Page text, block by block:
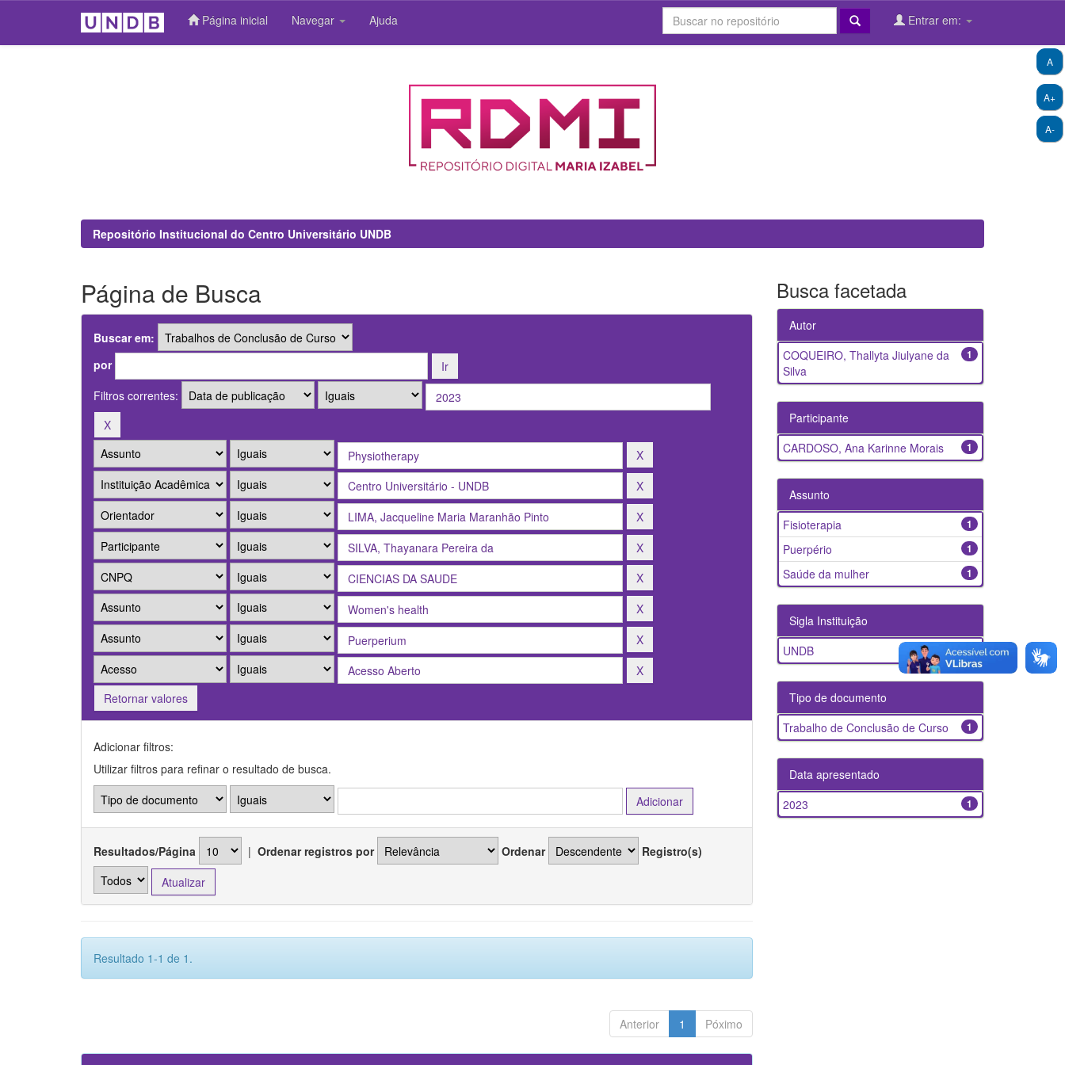
Página inicial Navegar Ajuda Entrar em:
A+
A-
A
Repositório Institucional do Centro Universitário UNDB
Página de Busca
Buscar em:
por
Filtros correntes:
Retornar valores
Adicionar filtros:
Utilizar filtros para refinar o resultado de busca.
Resultados/Página | Ordenar registros por Ordenar Registro(s)
Resultado 1-1 de 1.
Anterior 1 Póximo
Busca facetada
Autor
1
COQUEIRO, Thallyta Jiulyane da
Silva
Participante
1
CARDOSO, Ana Karinne Morais
Assunto
1
Fisioterapia
1
Puerpério
1
Saúde da mulher
Sigla Instituição
1
UNDB
Tipo de documento
1
Trabalho de Conclusão de Curso
Data apresentado
1
2023